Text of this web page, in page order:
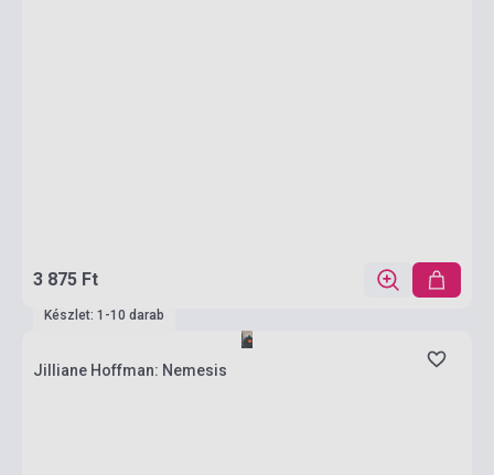
3 875 Ft
Készlet: 1-10 darab
Jilliane Hoffman: Nemesis